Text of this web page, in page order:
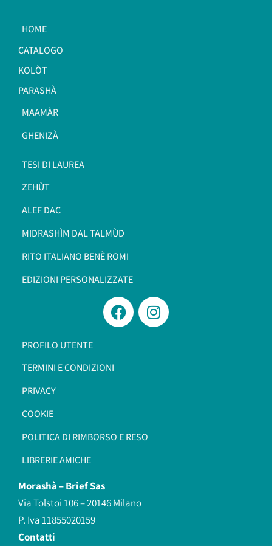
HOME
CATALOGO
KOLÒT
PARASHÀ
MAAMÀR
GHENIZÀ
TESI DI LAUREA
ZEHÙT
ALEF DAC
MIDRASHÌM DAL TALMÙD
RITO ITALIANO BENÈ ROMI​
EDIZIONI PERSONALIZZATE
PROFILO UTENTE
TERMINI E CONDIZIONI
PRIVACY
COOKIE
POLITICA DI RIMBORSO E RESO
LIBRERIE AMICHE
Morashà –Brief Sas
Via Tolstoi 106 – 20146 Milano
P. Iva 11855020159
Contatti